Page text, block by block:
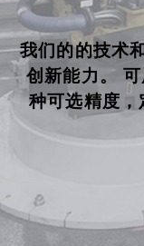
我们的的技术
创新能力。
种可选精度，